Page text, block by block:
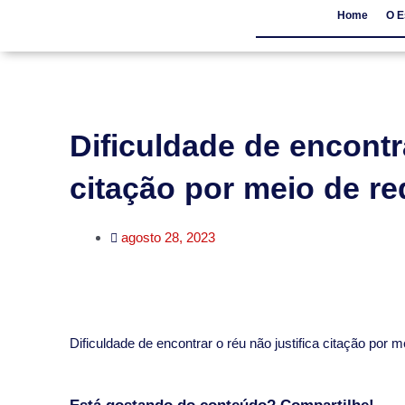
Home O
Dificuldade de
citação por meio de
agosto 28, 2023
​Dificuldade de encontrar o réu não justifica citação por